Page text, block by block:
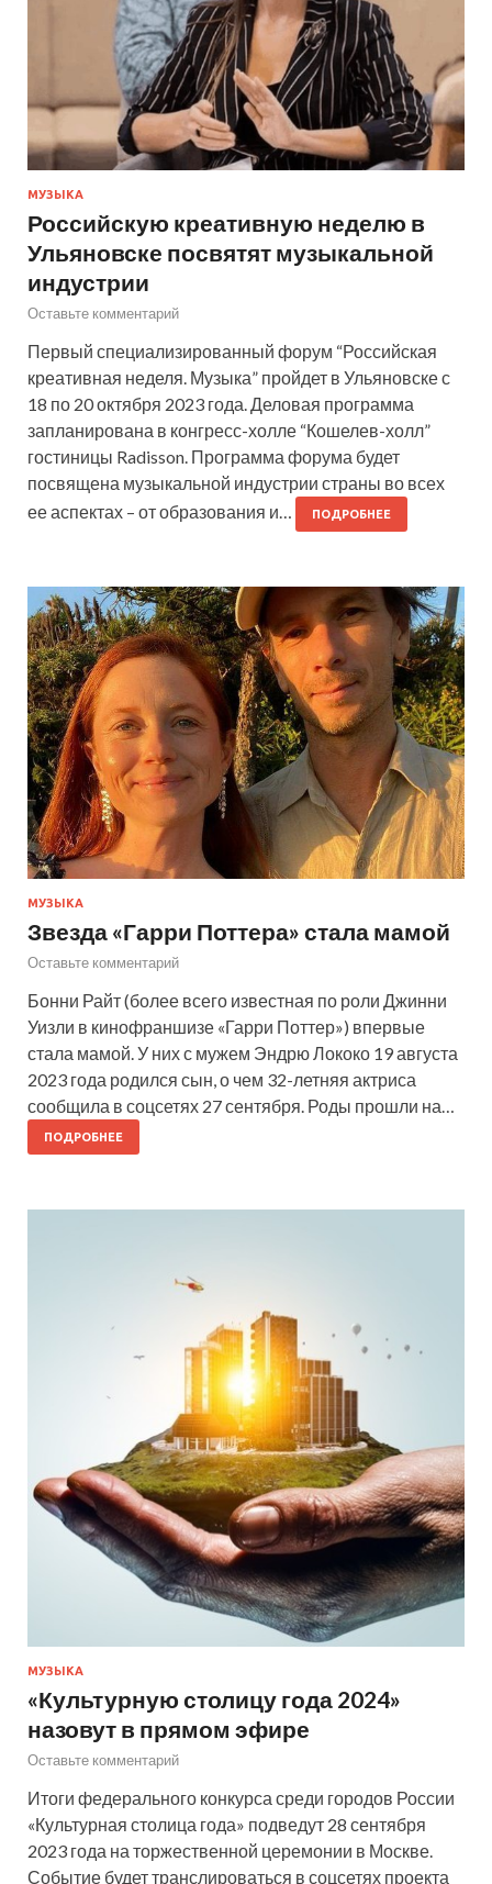
МУЗЫКА
Российскую креативную неделю в
Ульяновске посвятят музыкальной
индустрии
Оставьте комментарий
Первый специализированный форум “Российская
креативная неделя. Музыка” пройдет в Ульяновске с
18 по 20 октября 2023 года. Деловая программа
запланирована в конгресс-холле “Кошелев-холл”
гостиницы Radisson. Программа форума будет
посвящена музыкальной индустрии страны во всех
ее аспектах – от образования и…
ПОДРОБНЕЕ
МУЗЫКА
Звезда «Гарри Поттера» стала мамой
Оставьте комментарий
Бонни Райт (более всего известная по роли Джинни
Уизли в кинофраншизе «Гарри Поттер») впервые
стала мамой. У них с мужем Эндрю Лококо 19 августа
2023 года родился сын, о чем 32-летняя актриса
сообщила в соцсетях 27 сентября. Роды прошли на…
ПОДРОБНЕЕ
МУЗЫКА
«Культурную столицу года 2024»
назовут в прямом эфире
Оставьте комментарий
Итоги федерального конкурса среди городов России
«Культурная столица года» подведут 28 сентября
2023 года на торжественной церемонии в Москве.
Событие будет транслироваться в соцсетях проекта